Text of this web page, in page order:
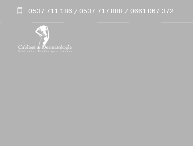
0537 711 186 / 0537 717 888 / 0661 067 372